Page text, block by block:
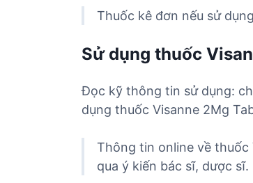
Thuốc kê đơn nếu sử
Sử dụng thuốc
Đọc kỹ thông tin sử dụng:
dụng thuốc Visanne 2Mg
Thông tin online về
qua ý kiến bác sĩ, dược sĩ.